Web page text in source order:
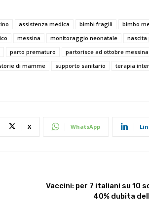
assistenza medica bimbi fragili bimbo
messina monitoraggio neonatale
nascita
parto prematuro
partorisce ad ottobre
di mamme supporto sanitario
terapia
X WhatsApp
Vaccini: per 7 italiani su 10
40% dubita